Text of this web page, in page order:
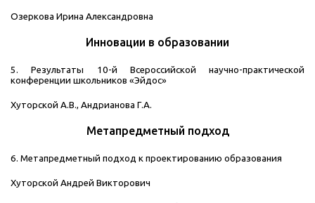
Озеркова Ирина Александровна
Инновации в образовании
5. Результаты 10-й Всероссийской научно-практической
конференции школьников «Эйдос»
Хуторской А.В., Андрианова Г.А.
Метапредметный подход
6. Метапредметный подход к проектированию образования
Хуторской Андрей Викторович